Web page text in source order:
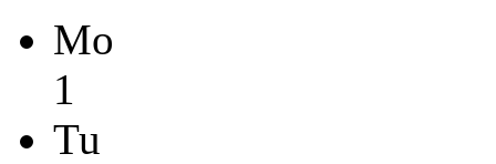
Mo
1
Tu